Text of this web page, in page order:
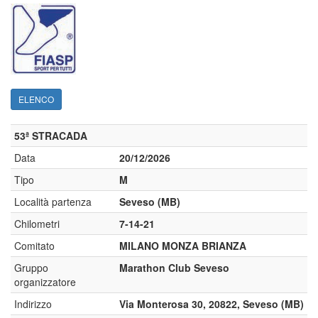
ELENCO
53ª STRACADA
Data
20/12/2026
Tipo
M
Località partenza
Seveso (MB)
Chilometri
7-14-21
Comitato
MILANO MONZA BRIANZA
Gruppo
organizzatore
Marathon Club Seveso
Indirizzo Via Monterosa 30, 20822, Seveso (MB)